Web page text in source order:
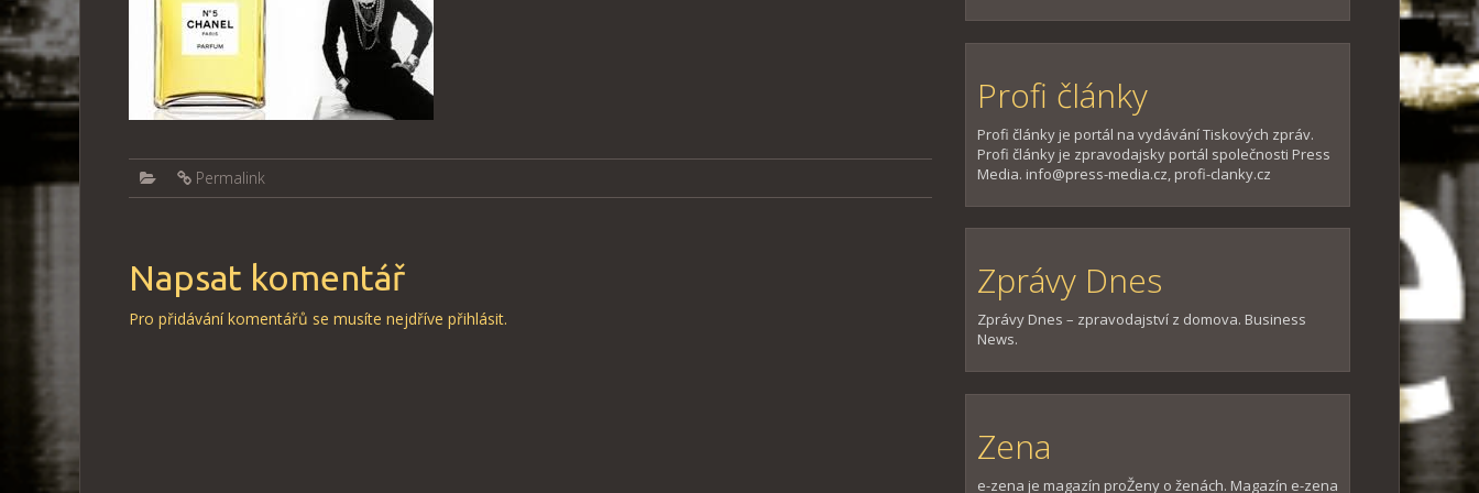
Permalink
Napsat komentář
Pro přidávání komentářů se musíte nejdříve přihlásit.
Profi články
Profi články je portál na vydávání Tiskových zpráv.
Profi články je zpravodajsky portál společnosti Press
Media. info@press-media.cz, profi-clanky.cz
Zprávy Dnes
Zprávy Dnes – zpravodajství z domova. Business
News.
Zena
e-zena je magazín proŽeny o ženách. Magazín e-zena